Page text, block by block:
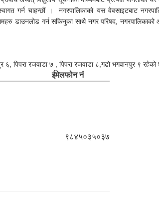
गर्न चाहन्छौं । नगरपालिकाको यस वेवसाइटबाट
डाउनलोड गर्न सकिनुका साथै नगर परिषद,
पिपरा रजवाडा ७ , पिपरा रजवाडा ८,गढो भगवानपुर ९
ईमेलफोन नं
९८४५०३५०३७